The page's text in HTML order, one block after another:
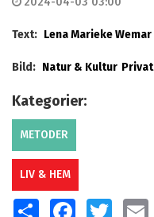
Text: Lena Marieke Wemar
Bild: Natur & Kultur Privat
Kategorier:
METODER
LIV & HEM
SHARE FACEBOOKTWITTER